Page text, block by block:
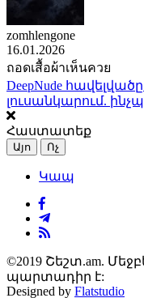
zomhlengone
16.01.2026
ถอดเสื้อผ้าเห็นควย
DeepNude
լուսանկարում.
Հաստատեք
Այո Ոչ
Կապ
©2019 Շեշտ.am.
պարտադիր է:
Designed by Flatstudio